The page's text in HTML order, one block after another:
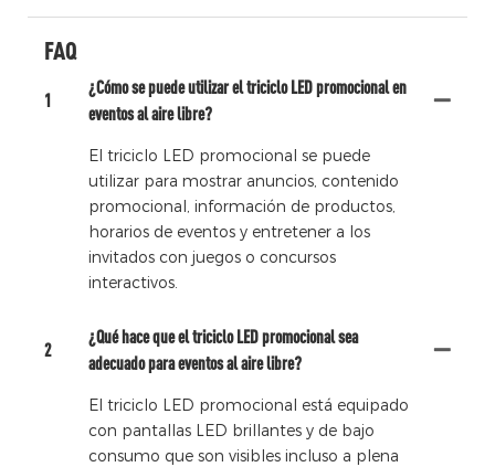
FAQ
1
¿Cómo se puede utilizar el triciclo LED promocional en
eventos al aire libre?
El triciclo LED promocional se puede
utilizar para mostrar anuncios, contenido
promocional, información de productos,
horarios de eventos y entretener a los
invitados con juegos o concursos
interactivos.
2
¿Qué hace que el triciclo LED promocional sea
adecuado para eventos al aire libre?
El triciclo LED promocional está equipado
con pantallas LED brillantes y de bajo
consumo que son visibles incluso a plena